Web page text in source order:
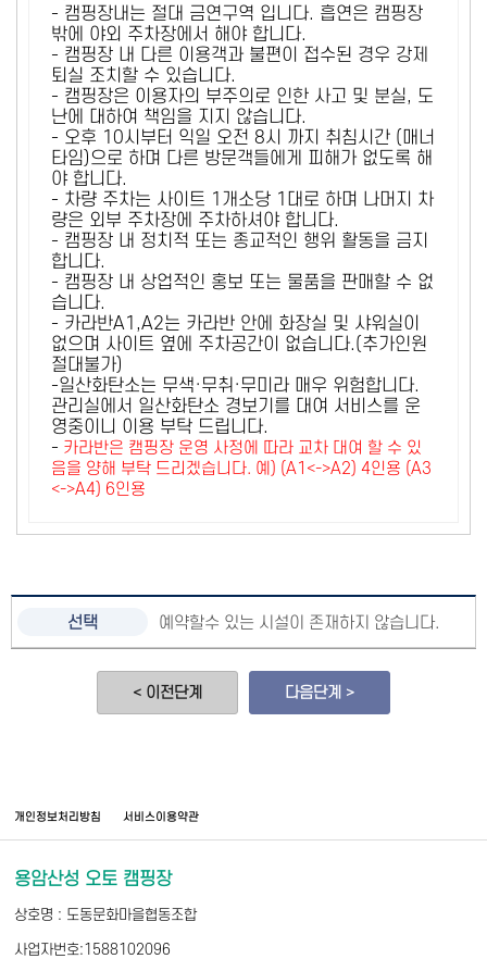
- 캠핑장내는 절대 금연구역 입니다. 흡연은 캠핑장
밖에 야외 주차장에서 해야 합니다.
- 캠핑장 내 다른 이용객과 불편이 접수된 경우 강제
퇴실 조치할 수 있습니다.
- 캠핑장은 이용자의 부주의로 인한 사고 및 분실, 도
난에 대하여 책임을 지지 않습니다.
- 오후 10시부터 익일 오전 8시 까지 취침시간 (매너
타임)으로 하며 다른 방문객들에게 피해가 없도록 해
야 합니다.
- 차량 주차는 사이트 1개소당 1대로 하며 나머지 차
량은 외부 주차장에 주차하셔야 합니다.
- 캠핑장 내 정치적 또는 종교적인 행위 활동을 금지
합니다.
- 캠핑장 내 상업적인 홍보 또는 물품을 판매할 수 없
습니다.
- 카라반A1,A2는 카라반 안에 화장실 및 샤워실이
없으며 사이트 옆에 주차공간이 없습니다.(추가인원
절대불가)
-일산화탄소는 무색·무취·무미라 매우 위험합니다.
관리실에서 일산화탄소 경보기를 대여 서비스를 운
영중이니 이용 부탁 드립니다.
- 카라반은 캠핑장 운영 사정에 따라 교차 대여 할 수 있
음을 양해 부탁 드리겠습니다. 예) (A1<->A2) 4인용 (A3
<->A4) 6인용
예약할수 있는 시설이 존재하지 않습니다.
< 이전단계 다음단계 >
개인정보처리방침 서비스이용약관
용암산성 오토 캠핑장
상호명 : 도동문화마을협동조합
사업자번호:1588102096